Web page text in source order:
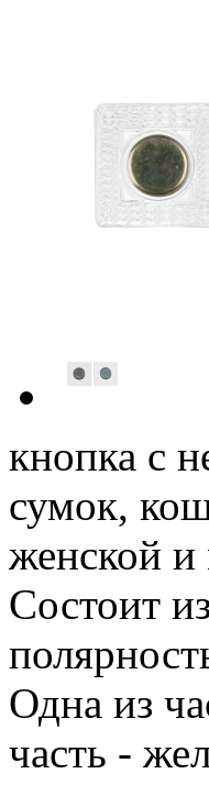
кнопка с
сумок,
женской
Состоит
Одна из
часть -